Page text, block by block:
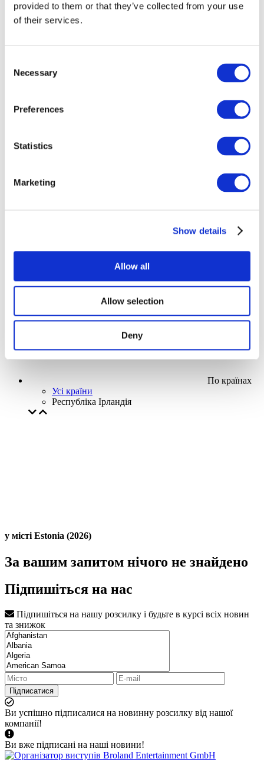
provided to them or that they’ve collected from your use
of their services.
Selection
Necessary
Preferences
Statistics
Marketing
Show details
Allow all
Allow selection
Deny
Заходи
Наша спецпропозиція
Без піджанру
По країнах
Усі країни
Республіка Ірландія
у місті Estonia (2026)
За вашим запитом нічого не знайдено
Підпишіться на нас
Підпишіться на нашу розсилку і будьте в курсі всіх новин
та знижок
Підписатися
Ви успішно підписалися на новинну розсилку від нашої
компанії!
Ви вже підписані на наші новини!